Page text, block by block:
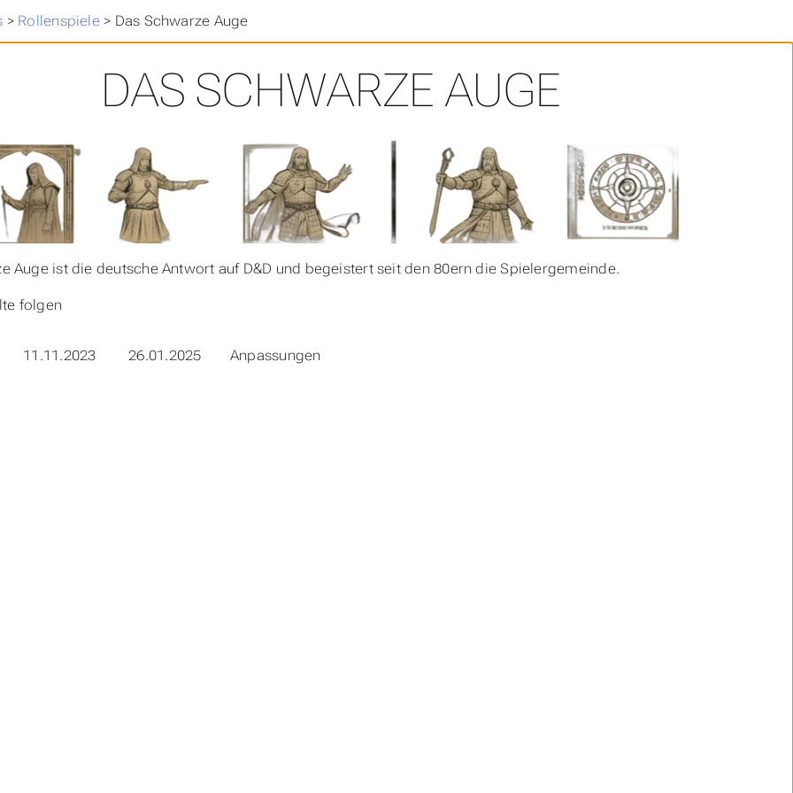
> Rollenspiele> Das Schwarze Auge
DAS SCHWARZE AUGE
Auge ist die deutsche Antwort auf D&D und begeistert seit den 80ern die Spielergemeinde.
folgen
11.11.2023 26.01.2025 Anpassungen